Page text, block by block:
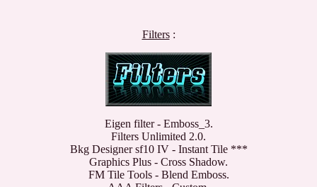
Filters:
Eigen filter - Emboss_3.
Filters Unlimited 2.0.
Bkg Designer sf10 IV - Instant Tile ***
Graphics Plus - Cross Shadow.
FM Tile Tools - Blend Emboss.